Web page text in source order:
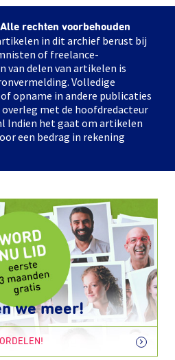
rechten voorbehouden
in dit archief berust bij
of freelance-
van delen van artikelen is
Volledige
opname in andere publicaties
met de hoofdredacteur
Indien het gaat om artikelen
een bedrag in rekening
we meer!